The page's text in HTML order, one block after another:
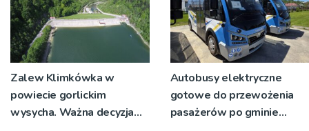
Zalew Klimkówka w
powiecie gorlickim
wysycha. Ważna decyzja
Autobusy elektryczne
gotowe do przewożenia
pasażerów po gminie